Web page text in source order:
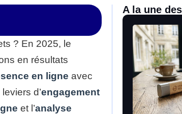
? En 2025, le
en résultats
en ligne avec
d’engagement
et l’analyse
A la une